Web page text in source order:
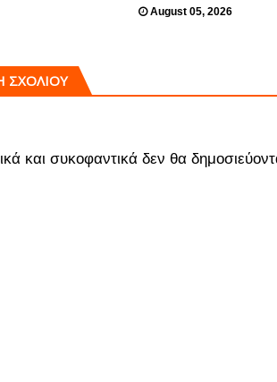
August 05, 2026
ΣΧΟΛΊΟΥ
και συκοφαντικά δεν θα